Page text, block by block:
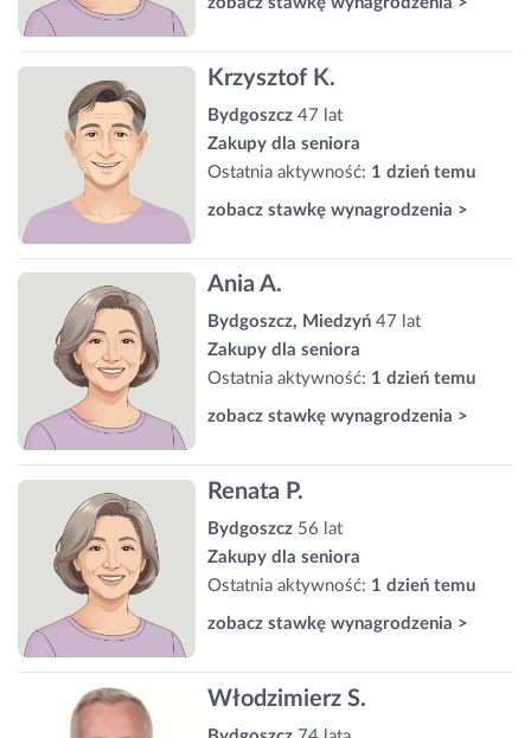
Krzysztof K.
Bydgoszcz 47 lat
Zakupy dla seniora
Ostatnia aktywność: 1 dzień temu
zobacz stawkę wynagrodzenia >
Ania A.
Bydgoszcz, Miedzyń 47 lat
Zakupy dla seniora
Ostatnia aktywność: 1 dzień temu
zobacz stawkę wynagrodzenia >
Renata P.
Bydgoszcz 56 lat
Zakupy dla seniora
Ostatnia aktywność: 1 dzień temu
zobacz stawkę wynagrodzenia >
Włodzimierz S.